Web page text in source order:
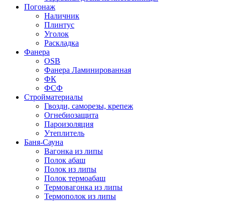
Погонаж
Наличник
Плинтус
Уголок
Раскладка
Фанера
OSB
Фанера Ламинированная
ФК
ФСФ
Стройматериалы
Гвозди, саморезы, крепеж
Огнебиозащита
Пароизоляция
Утеплитель
Баня-Сауна
Вагонка из липы
Полок абаш
Полок из липы
Полок термоабаш
Термовагонка из липы
Термополок из липы